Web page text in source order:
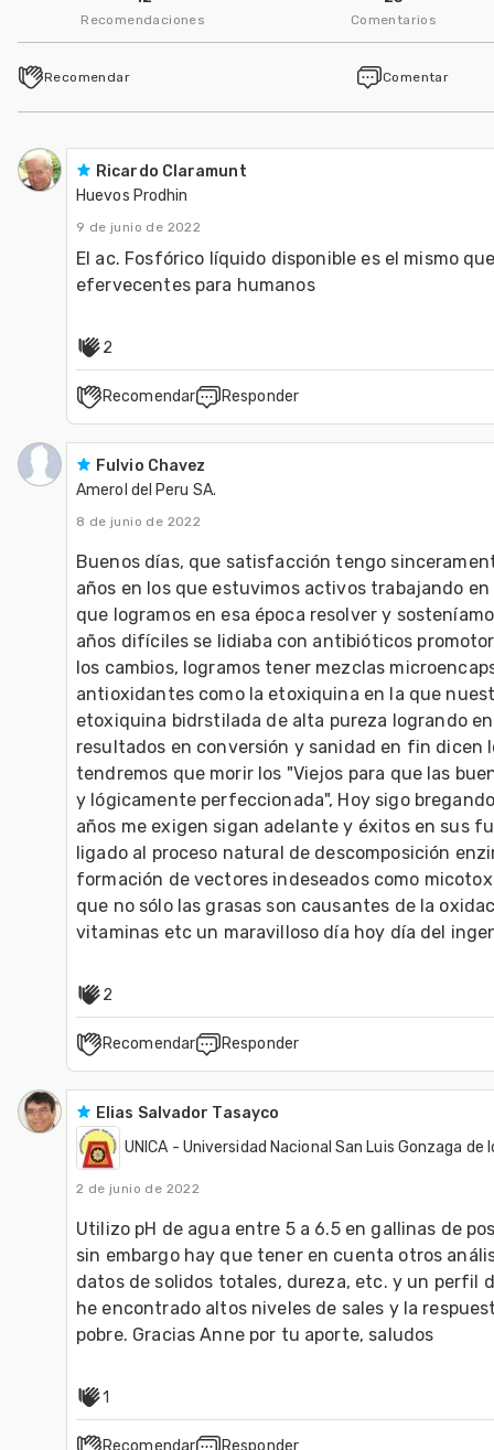
Recomendaciones Comentarios
Recomendar Comentar
Ricardo Claramunt
Huevos Prodhin
9 de junio de 2022
El ac. Fosfórico líquido disponible es el mismo
efervecentes para humanos
2
Recomendar Responder
Fulvio Chavez
Amerol del Peru SA.
8 de junio de 2022
Buenos días, que satisfacción tengo
años en los que estuvimos activos trabajando
que logramos en esa época resolver y
años difíciles se lidiaba con antibióticos
los cambios, logramos tener mezclas
antioxidantes como la etoxiquina en la que
etoxiquina bidrstilada de alta pureza logrando
resultados en conversión y sanidad en fin dicen
tendremos que morir los "Viejos para que las
y lógicamente perfeccionada", Hoy sigo
años me exigen sigan adelante y éxitos en sus
ligado al proceso natural de descomposición
formación de vectores indeseados como
que no sólo las grasas son causantes de la
vitaminas etc un maravilloso día hoy día del
2
Recomendar Responder
Elias Salvador Tasayco
UNICA - Universidad Nacional San Luis Gonzaga de
2 de junio de 2022
Utilizo pH de agua entre 5 a 6.5 en gallinas de
sin embargo hay que tener en cuenta otros
datos de solidos totales, dureza, etc. y un perfil
he encontrado altos niveles de sales y la
pobre. Gracias Anne por tu aporte, saludos
1